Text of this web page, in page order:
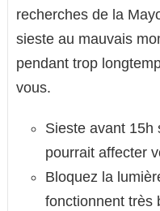
recherches de la
sieste au mauvais
pendant trop
vous.
Sieste avant 15h
pourrait affecter
Bloquez la
fonctionnent très